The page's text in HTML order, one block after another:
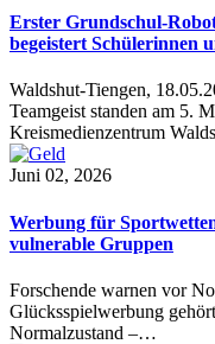
Erster Grundschul-
begeistert Schülerinnen
Waldshut-Tiengen,
Teamgeist standen am 5.
Kreismedienzentrum
Juni 02, 2026
Werbung für
vulnerable Gruppen
Forschende warnen vor
Glücksspielwerbung
Normalzustand –…